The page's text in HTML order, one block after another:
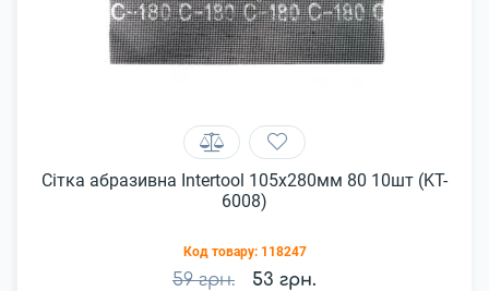
Сітка абразивна Intertool 105х280мм 80 10шт (KT-
6008)
Код товару: 118247
59 грн. 53 грн.